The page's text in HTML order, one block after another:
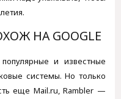
НА GOOGLE
и известные
системы. Но только
еще Mail.ru, Rambler —